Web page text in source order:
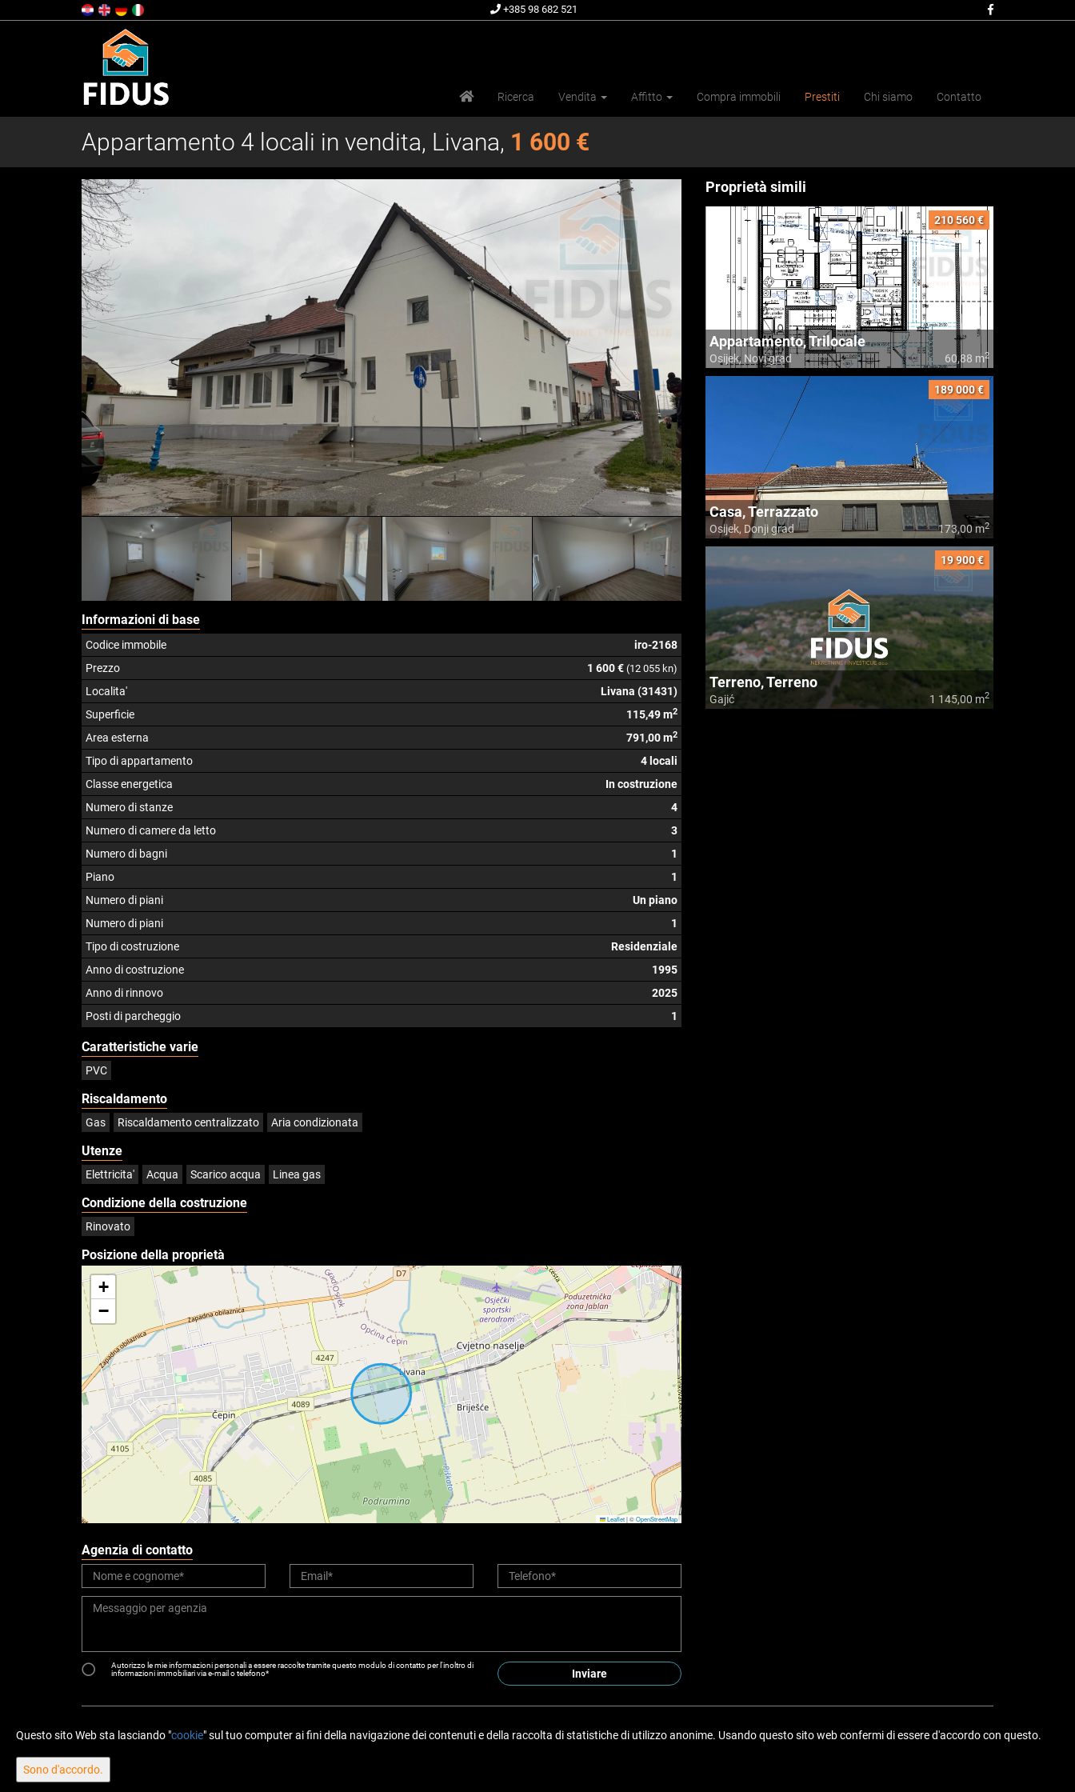
+385 98 682 521
Ricerca Vendita Affitto Compra immobili Prestiti Chi siamo Contatto
Appartamento 4 locali in vendita, Livana, 1 600 €
Informazioni di base
Codice immobile
iro-2168
Prezzo
1 600 € (12 055 kn)
Localita'
Livana (31431)
Superficie
115,49 m2
Area esterna 791,00 m2
Tipo di appartamento
4 locali
Classe energetica
In costruzione
Numero di stanze
4
Numero di camere da letto
3
Numero di bagni
1
Piano
1
Numero di piani
Un piano
Numero di piani
1
Tipo di costruzione
Residenziale
Anno di costruzione
1995
Anno di rinnovo
2025
Posti di parcheggio
1
Caratteristiche varie
PVC
Riscaldamento
Gas Riscaldamento centralizzato Aria condizionata
Utenze
Elettricita' Acqua Scarico acqua Linea gas
Condizione della costruzione
Rinovato
Posizione della proprietà
+
−
Leaflet|©OpenStreetMap
Agenzia di contatto
Autorizzo le mie informazioni personali a essere raccolte tramite questo modulo di contatto per l'inoltro di
informazioni immobiliari via e-mail o telefono*
Inviare
Proprietà simili
210 560 €
Appartamento, Trilocale
Osijek, Novi grad 60,88 m2
189 000 €
Casa, Terrazzato
Osijek, Donji grad 173,00 m2
19 900 €
Terreno, Terreno
Gajić 1 145,00 m2
Questo sito Web sta lasciando "cookie" sul tuo computer ai fini della navigazione dei contenuti e della raccolta di statistiche di utilizzo anonime. Usando questo sito web confermi di essere d'accordo con questo.
Sono d'accordo.